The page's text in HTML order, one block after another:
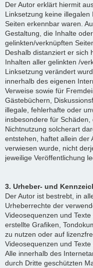
Der Autor erklärt hiermit
Linksetzung keine
Seiten erkennbar waren.
Gestaltung, die Inhalte
gelinkten/verknüpften
Deshalb distanziert er sich
Inhalten aller gelinkten /
Linksetzung verändert
innerhalb des eigenen
Verweise sowie für
Gästebüchern,
illegale, fehlerhafte oder
insbesondere für
Nichtnutzung solcherart
entstehen, haftet allein der
verwiesen wurde, nicht
jeweilige Veröffentlichung
3. Urheber- und
Der Autor ist bestrebt, in
Urheberrechte der
Videosequenzen und
erstellte Grafiken,
zu nutzen oder auf
Videosequenzen und Texte
Alle innerhalb des
durch Dritte geschützten